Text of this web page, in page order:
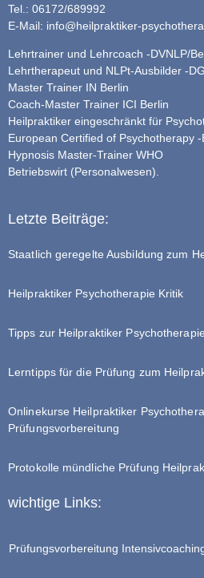
Tel.: 06172/689992
E-Mail: info@heilpraktiker-
Lehrtrainer und Lehrcoach -DVNLP/
Lehrtherapeut und NLPt-Ausbilder -
Master Trainer IN Berlin
Coach-Master Trainer ICI Berlin
Heilpraktiker eingeschränkt für
European Certified of Psychotherapy -
Hypnosis Master-Trainer WHO
Betriebswirt (Personalwesen).
Letzte Beiträge:
Staatlich geregelte Ausbildung zum
Heilpraktiker Psychotherapie Kritik
Tipps zur Heilpraktiker
Lerntipps für die Prüfung zum
Onlinekurse Heilpraktiker
Prüfungsvorbereitung
Protokolle mündliche Prüfung
wichtige Links:
Prüfungsvorbereitung